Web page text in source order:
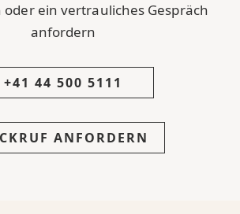
oder ein vertrauliches Gespräch
anfordern
+41 44 500 5111
ANFORDERN